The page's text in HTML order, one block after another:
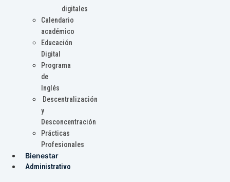
digitales
Calendario
académico
Educación
Digital
Programa
de
Inglés
Descentralización
y
Desconcentración
Prácticas
Profesionales
Bienestar
Administrativo